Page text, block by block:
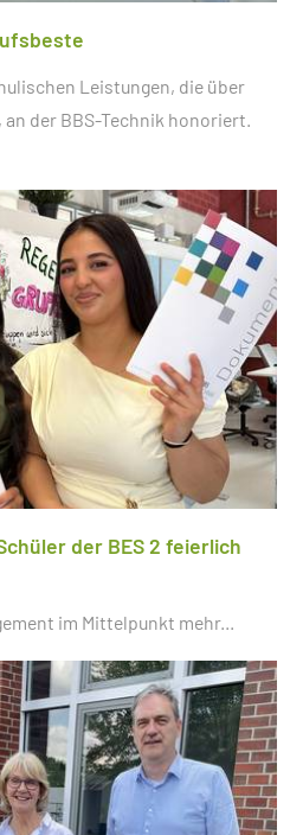
Leistungen, die über
der BBS-Technik honoriert.
der BES 2 feierlich
im Mittelpunkt mehr...